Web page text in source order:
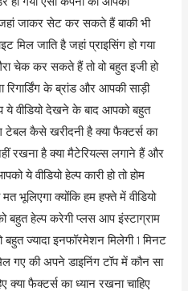
हो गया ऐसी कंपनी की आपको
जाकर सेट कर सकते हैं बाकी भी
मिल जाति है जहां प्राइसिंग हो गया
चेक कर सकते हैं तो वो बहुत इजी हो
के ब्रांड और आपकी साड़ी
ये वीडियो देखने के बाद आपको बहुत
टेबल कैसे खरीदनी है क्या फैक्टर्स का
रखना है क्या मैटेरियल्स लगाने हैं और
ये वीडियो हेल्प कारी हो तो होम
भूलिएगा क्योंकि हम हफ्ते में वीडियो
बहुत हेल्प करेगी प्लस आप इंस्टाग्राम
ज्यादा इनफॉरमेशन मिलेगी 1 मिनट
गए की अपने डाइनिंग टॉप में कौन सा
क्या फैक्टर्स का ध्यान रखना चाहिए